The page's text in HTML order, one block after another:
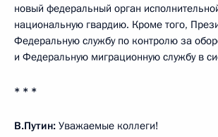
новый федеральный орган
национальную гвардию. Кроме того,
Федеральную службу по контролю за
и Федеральную миграционную службу в
* * *
В.Путин: Уважаемые коллеги!